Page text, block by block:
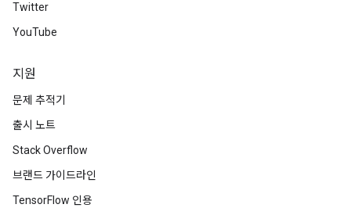
Twitter
YouTube
지원
문제 추적기
출시 노트
Stack Overflow
브랜드 가이드라인
TensorFlow 인용